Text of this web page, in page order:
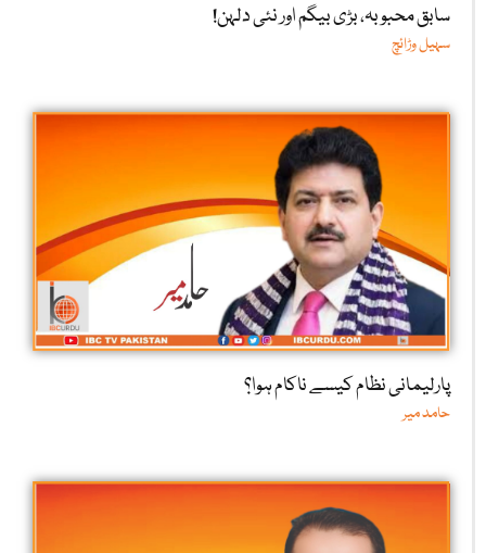
سابق محبوبہ، بڑی بیگم اور نئی دلہن!
سہیل وڑائچ
پارلیمانی نظام کیسے ناکام ہوا؟
حامد میر